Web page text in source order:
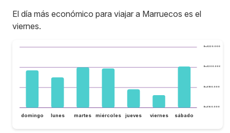
El día más económico para viajar a Marruecos es el
viernes.
Bs.S160.000
Bs.S180.000
Bs.S200.000
Bs.S220.000
domingo lunes martes miércoles jueves viernes sábado